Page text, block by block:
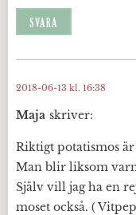
SVARA
Maja skriver:
2018-06-13 kl. 16:38
Riktigt potatismos
Man blir liksom
Själv vill jag ha en
moset också. (